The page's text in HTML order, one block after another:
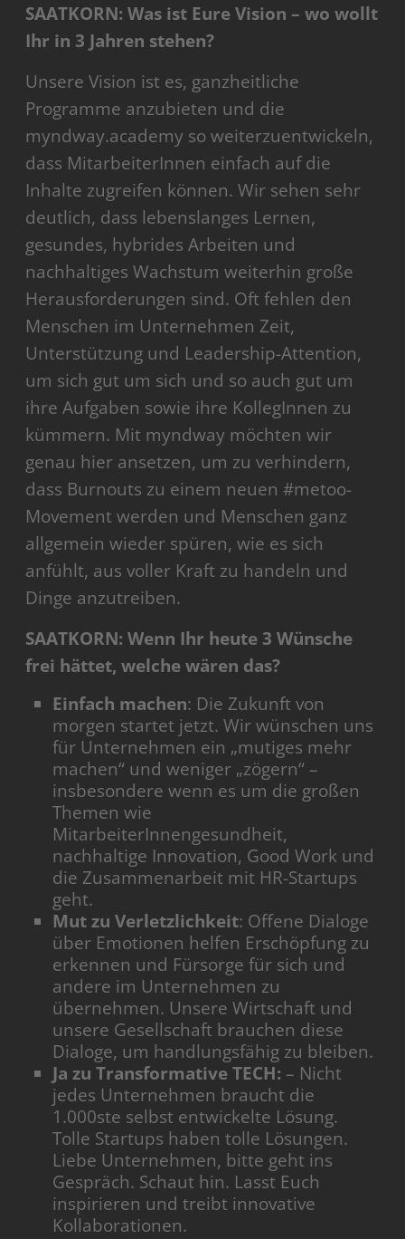
SAATKORN: Was ist Eure Vision – wo wollt
Ihr in 3 Jahren stehen?
Unsere Vision ist es, ganzheitliche
Programme anzubieten und die
myndway.academy so weiterzuentwickeln,
dass MitarbeiterInnen einfach auf die
Inhalte zugreifen können. Wir sehen sehr
deutlich, dass lebenslanges Lernen,
gesundes, hybrides Arbeiten und
nachhaltiges Wachstum weiterhin große
Herausforderungen sind. Oft fehlen den
Menschen im Unternehmen Zeit,
Unterstützung und Leadership-Attention,
um sich gut um sich und so auch gut um
ihre Aufgaben sowie ihre KollegInnen zu
kümmern. Mit myndway möchten wir
genau hier ansetzen, um zu verhindern,
dass Burnouts zu einem neuen #metoo-
Movement werden und Menschen ganz
allgemein wieder spüren, wie es sich
anfühlt, aus voller Kraft zu handeln und
Dinge anzutreiben.
SAATKORN: Wenn Ihr heute 3 Wünsche
frei hättet, welche wären das?
Einfach machen: Die Zukunft von
morgen startet jetzt. Wir wünschen uns
für Unternehmen ein „mutiges mehr
machen“ und weniger „zögern“ –
insbesondere wenn es um die großen
Themen wie
MitarbeiterInnengesundheit,
nachhaltige Innovation, Good Work und
die Zusammenarbeit mit HR-Startups
geht.
Mut zu Verletzlichkeit: Offene Dialoge
über Emotionen helfen Erschöpfung zu
erkennen und Fürsorge für sich und
andere im Unternehmen zu
übernehmen. Unsere Wirtschaft und
unsere Gesellschaft brauchen diese
Dialoge, um handlungsfähig zu bleiben.
Ja zu Transformative TECH: – Nicht
jedes Unternehmen braucht die
1.000ste selbst entwickelte Lösung.
Tolle Startups haben tolle Lösungen.
Liebe Unternehmen, bitte geht ins
Gespräch. Schaut hin. Lasst Euch
inspirieren und treibt innovative
Kollaborationen.